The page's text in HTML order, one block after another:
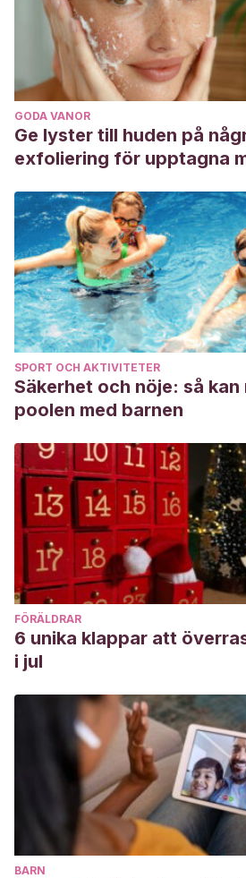
GODA VANOR
Ge lyster till huden på
exfoliering för upptagna
SPORT OCH AKTIVITETER
Säkerhet och nöje: så kan
poolen med barnen
FÖRÄLDRAR
6 unika klappar att
i jul
BARN